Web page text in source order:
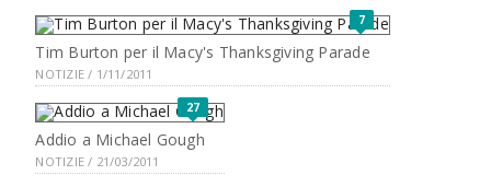
7
Tim Burton per il Macy's Thanksgiving Parade
NOTIZIE / 1/11/2011
27
Addio a Michael Gough
NOTIZIE / 21/03/2011